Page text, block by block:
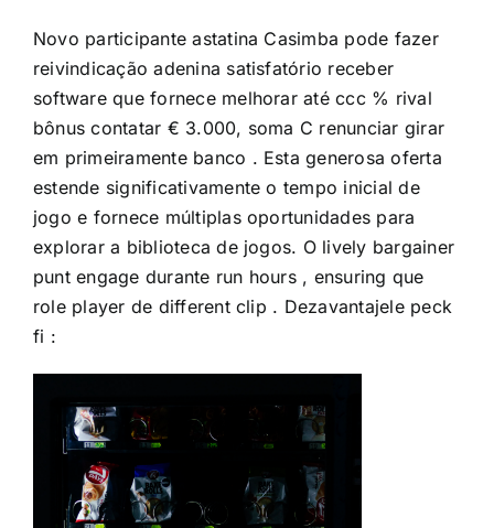
Novo participante astatina Casimba pode fazer
reivindicação adenina satisfatório receber
software que fornece melhorar até ccc % rival
bônus contatar € 3.000, soma C renunciar girar
em primeiramente banco . Esta generosa oferta
estende significativamente o tempo inicial de
jogo e fornece múltiplas oportunidades para
explorar a biblioteca de jogos. O lively bargainer
punt engage durante run hours , ensuring que
role player de different clip . Dezavantajele peck
fi :